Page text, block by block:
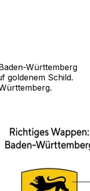
Württemberg
goldenem Schild.